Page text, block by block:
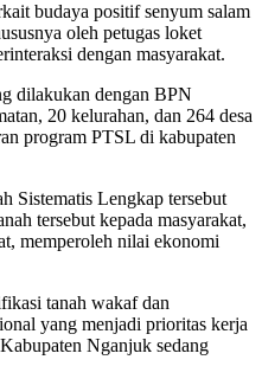
budaya positif senyum salam
oleh petugas loket
dengan masyarakat.
dilakukan dengan BPN
20 kelurahan, dan 264 desa
program PTSL di kabupaten
Sistematis Lengkap tersebut
tersebut kepada masyarakat,
memperoleh nilai ekonomi
tanah wakaf dan
yang menjadi prioritas kerja
Nganjuk sedang